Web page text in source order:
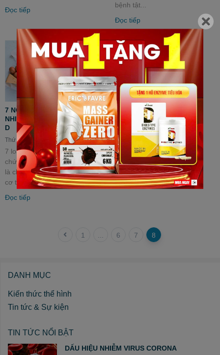
Đọc tiếp
bệnh tật...
Đọc tiếp
7 NGUỒN THỰC PHẨM TỰ
NHIÊN CHỨA NHIỀU VITAMIN
D
Thứ Ba, 05/04/2022
7 loại thực phẩm lành mạnh
chứa nhiều vitamin D. Vitamin D
là chất dinh dưỡng duy nhất mà
cơ thể bạn tạo ra khi tiếp xúc...
Đọc tiếp
1 6 7 8
DANH MỤC
Kiến thức thể hình
Tin tức & Sự kiện
TIN TỨC NỔI BẬT
DẤU HIỆU NHIỄM VIRUS CORONA